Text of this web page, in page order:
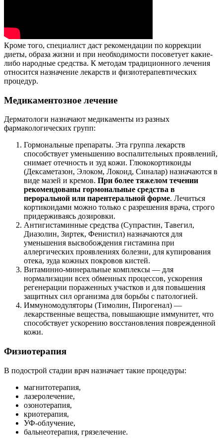
Кроме того, специалист даст рекомендации по коррекции
диеты, образа жизни и при необходимости посоветует какие-
либо народные средства. К методам традиционного лечения
относится назначение лекарств и физиотерапевтических
процедур.
Медикаментозное лечение
Дерматологи назначают медикаменты из разных
фармакологических групп:
Гормональные препараты. Эта группа лекарств
способствует уменьшению воспалительных проявлений,
снимает отечность и зуд кожи. Глюкокортикоиды
(Дексаметазон, Элоком, Локоид, Синалар) назначаются в
виде мазей и кремов. При более тяжелом течении
рекомендованы гормональные средства в
пероральной или парентеральной форме. Лечиться
кортикоидами можно только с разрешения врача, строго
придерживаясь дозировки.
Антигистаминные средства (Супрастин, Тавегил,
Диазолин, Зиртек, Фенистил) назначаются для
уменьшения высвобождения гистамина при
аллергических проявлениях болезни, для купирования
отека, зуда кожных покровов кистей.
Витаминно-минеральные комплексы — для
нормализации всех обменных процессов, ускорения
регенерации пораженных участков и для повышения
защитных сил организма для борьбы с патологией.
Иммуномодуляторы (Тимолин, Пирогенал) —
лекарственные вещества, повышающие иммунитет, что
способствует ускорению восстановления поврежденной
кожи.
Физиотерапия
В подострой стадии врач назначает такие процедуры:
магнитотерапия,
лазеролечение,
озонотерапия,
криотерапия,
УФ-облучение,
бальнеотерапия, грязелечение.